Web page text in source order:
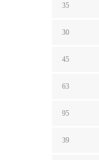
35
30
45
63
95
39